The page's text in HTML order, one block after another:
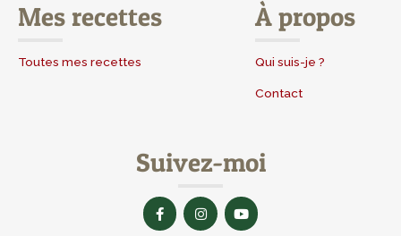
Mes recettes
Toutes mes recettes
À propos
Qui suis-je ?
Contact
Suivez-moi
F
a
c
I
n
s
Y
o
u